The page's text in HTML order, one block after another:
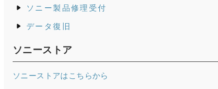
ソニー製品修理受付
データ復旧
ソニーストア
ソニーストアはこちらから